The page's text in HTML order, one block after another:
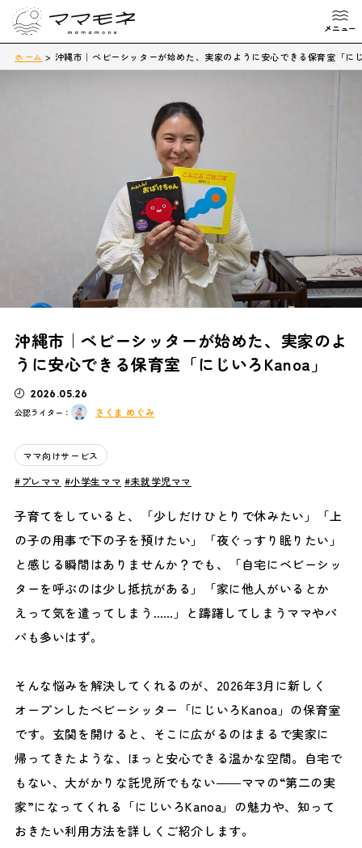
ホーム > 沖縄市｜ベビーシッターが始めた、実家のように安心できる保育室「に
沖縄市｜ベビーシッターが始めた、実家のよ
うに安心できる保育室「にじいろKanoa」
2026.05.26
公認ライター：
さくま めぐみ
ママ向けサービス
プレママ 小学生ママ 未就学児ママ
子育てをしていると、「少しだけひとりで休みたい」「上
の子の用事で下の子を預けたい」「夜ぐっすり眠りたい」
と感じる瞬間はありませんか？でも、「自宅にベビーシッ
ターを呼ぶのは少し抵抗がある」「家に他人がいるとか
えって気を遣ってしまう……」と躊躇してしまうママやパ
パも多いはず。
そんな悩みを解決してくれるのが、2026年3月に新しく
オープンしたベビーシッター「にじいろKanoa」の保育室
です。玄関を開けると、そこに広がるのはまるで実家に
帰ってきたような、ほっと安心できる温かな空間。自宅で
もない、大がかりな託児所でもない――ママの“第二の実
家”になってくれる「にじいろKanoa」の魅力や、知って
おきたい利用方法を詳しくご紹介します。